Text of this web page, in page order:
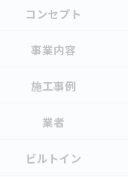
コンセプト
事業内容
施工事例
業者
ビルトイン